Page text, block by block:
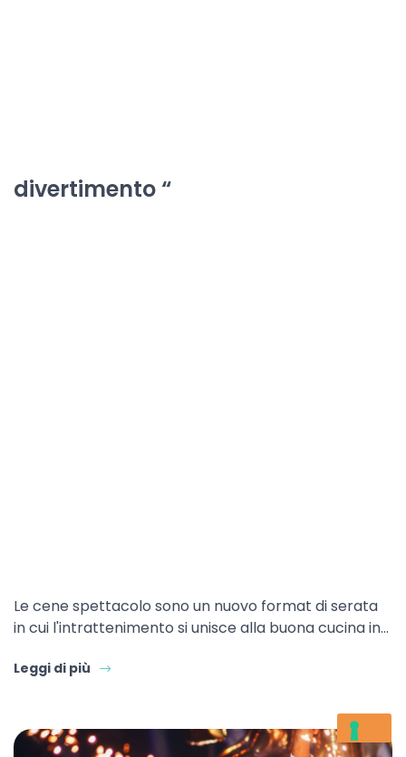
divertimento “
Le cene spettacolo sono un nuovo format di serata
in cui l'intrattenimento si unisce alla buona cucina in…
Leggi di più